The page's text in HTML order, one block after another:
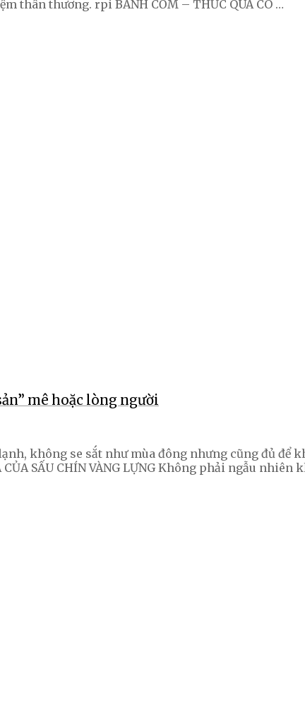
thân thương. rpi BÁNH CỐM – THỨC QUÀ CÓ …
mê hoặc lòng người
không se sắt như mùa đông nhưng cũng đủ để
SẤU CHÍN VÀNG LỰNG Không phải ngẫu nhiên